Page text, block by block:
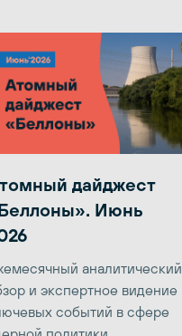
дайджест
Июнь
аналитический
и экспертное видение
событий в сфере